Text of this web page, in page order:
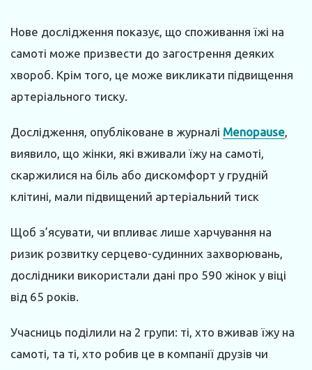
Нове дослідження показує, що споживання їжі на
самоті може призвести до загострення деяких
хвороб. Крім того, це може викликати підвищення
артеріального тиску.
Дослідження, опубліковане в журналі Menopause
виявило, що жінки, які вживали їжу на самоті,
скаржилися на біль або дискомфорт у грудній
клітині, мали підвищений артеріальний тиск
Щоб з’ясувати, чи впливає лише харчування на
ризик розвитку серцево-судинних захворювань,
дослідники використали дані про 590 жінок у віці
від 65 років.
Учасниць поділили на 2 групи: ті, хто вживав їжу на
самоті, та ті, хто робив це в компанії друзів чи